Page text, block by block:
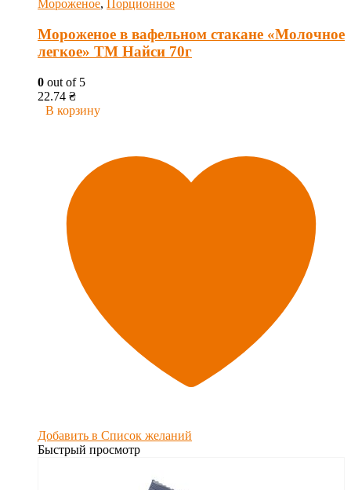
Мороженое, Порционное
Мороженое в вафельном стакане «Молочное
легкое» ТМ Найси 70г
0 out of 5
22.74 ₴
В корзину
Добавить в Список желаний
Быстрый просмотр